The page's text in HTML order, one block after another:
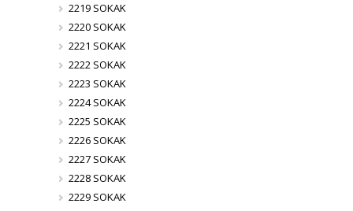
2219 SOKAK
2220 SOKAK
2221 SOKAK
2222 SOKAK
2223 SOKAK
2224 SOKAK
2225 SOKAK
2226 SOKAK
2227 SOKAK
2228 SOKAK
2229 SOKAK